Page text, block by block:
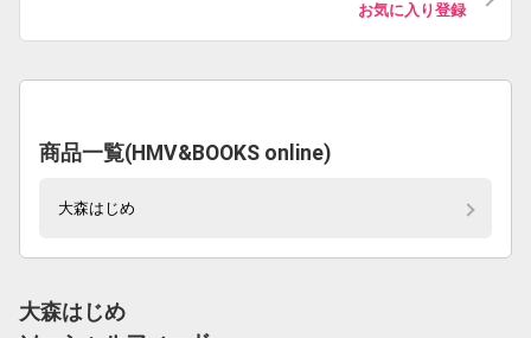
お気に入り登録
商品一覧(HMV&BOOKS online)
大森はじめ
大森はじめ